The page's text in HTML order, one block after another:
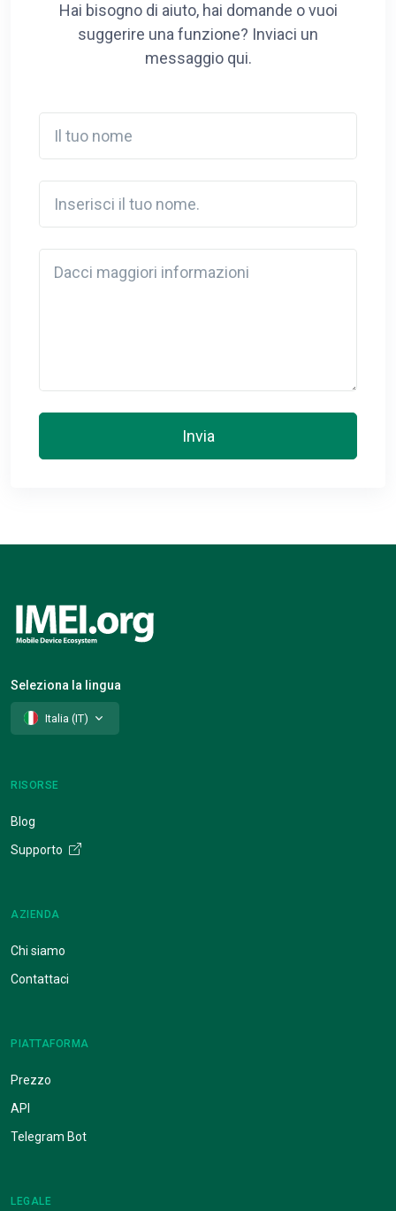
Hai bisogno di aiuto, hai domande o vuoi
suggerire una funzione? Inviaci un
messaggio qui.
Invia
Seleziona la lingua
Italia (IT)
RISORSE
Blog
Supporto
AZIENDA
Chi siamo
Contattaci
PIATTAFORMA
Prezzo
API
Telegram Bot
LEGALE